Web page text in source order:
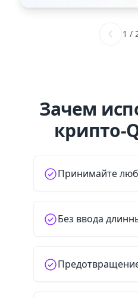
1 /
Зачем
крипто-
Принимайте
Без ввода